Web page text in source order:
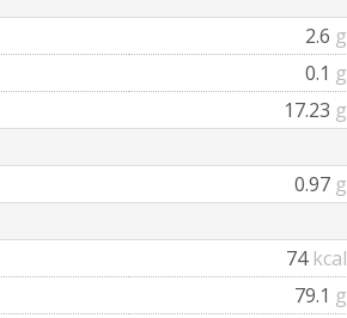
2.6 g
0.1 g
17.23 g
0.97 g
74 kcal
79.1 g